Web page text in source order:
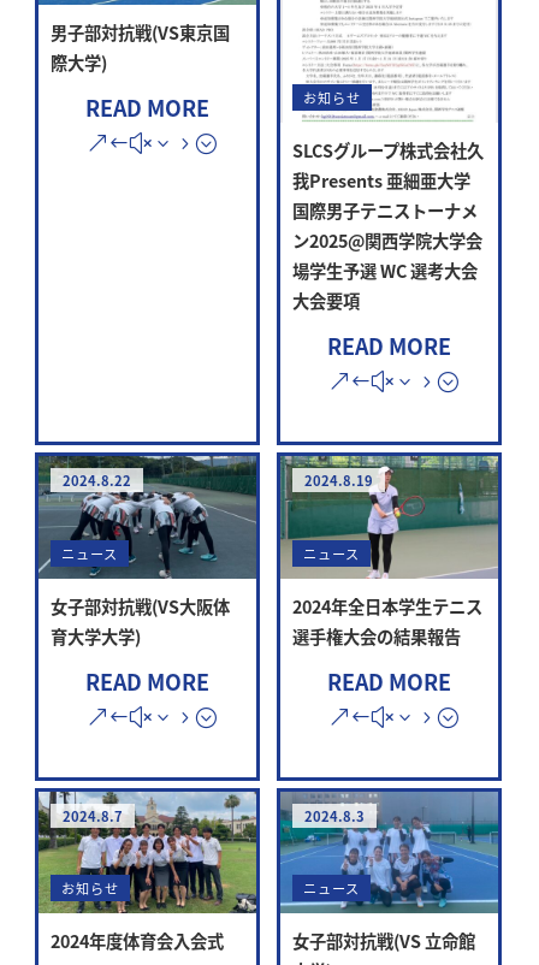
男子部対抗戦(VS東京国
際大学)
READ MORE お知らせ
SLCSグループ株式会社久
我Presents 亜細亜大学
国際男子テニストーナメ
ン2025@関西学院大学会
場学生予選 WC 選考大会
大会要項
READ MORE
2024.8.22
ニュース
女子部対抗戦(VS大阪体
育大学大学)
READ MORE
2024.8.19
ニュース
2024年全日本学生テニス
選手権大会の結果報告
READ MORE
2024.8.7
お知らせ
2024年度体育会入会式
2024.8.3
ニュース
女子部対抗戦(VS 立命館